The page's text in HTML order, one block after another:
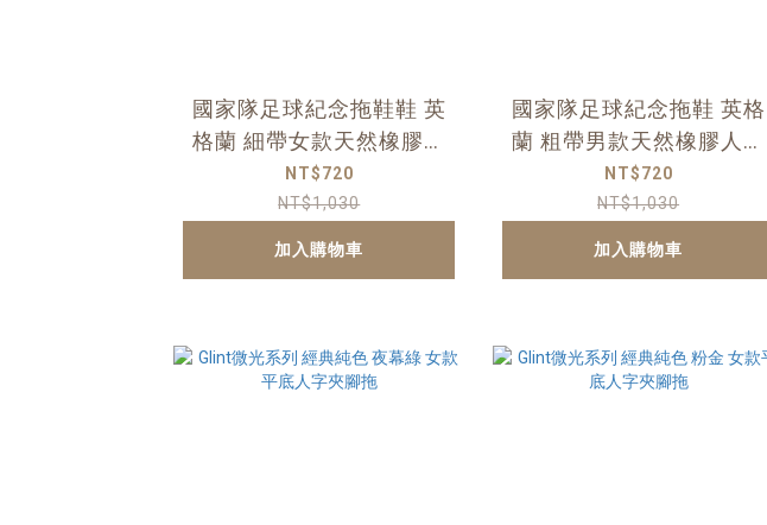
國家隊足球紀念拖鞋鞋 英
格蘭 細帶女款天然橡膠人
字夾腳拖
NT$720
NT$1,030
加入購物車
國家隊足球紀念拖鞋 英格
蘭 粗帶男款天然橡膠人字
夾腳拖
NT$720
NT$1,030
加入購物車